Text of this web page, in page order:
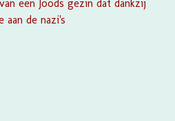
een Joods gezin dat dankzij
aan de nazi's